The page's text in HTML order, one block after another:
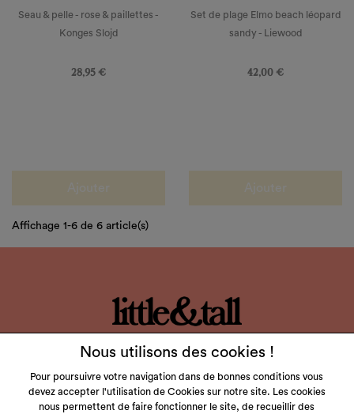
Seau & pelle - rose & paillettes -
Konges Slojd
28,95 €
Set de plage Elmo beach léopard
sandy - Liewood
42,00 €
Affichage 1-6 de 6 article(s)
LITTLE & TALL
SERVICE CLIENT
Nous utilisons des cookies !
Pour poursuivre votre navigation dans de bonnes conditions vous
devez accepter l'utilisation de Cookies sur notre site. Les cookies
nous permettent de faire fonctionner le site, de recueillir des